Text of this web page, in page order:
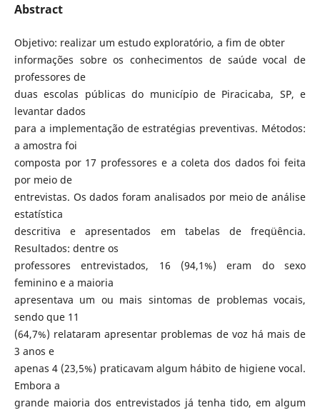
Abstract
Objetivo: realizar um estudo exploratório, a fim de obter
informações sobre os conhecimentos de saúde vocal de
professores de
duas escolas públicas do município de Piracicaba, SP, e
levantar dados
para a implementação de estratégias preventivas. Métodos:
a amostra foi
composta por 17 professores e a coleta dos dados foi feita
por meio de
entrevistas. Os dados foram analisados por meio de análise
estatística
descritiva e apresentados em tabelas de freqüência.
Resultados: dentre os
professores entrevistados, 16 (94,1%) eram do sexo
feminino e a maioria
apresentava um ou mais sintomas de problemas vocais,
sendo que 11
(64,7%) relataram apresentar problemas de voz há mais de
3 anos e
apenas 4 (23,5%) praticavam algum hábito de higiene vocal.
Embora a
grande maioria dos entrevistados já tenha tido, em algum